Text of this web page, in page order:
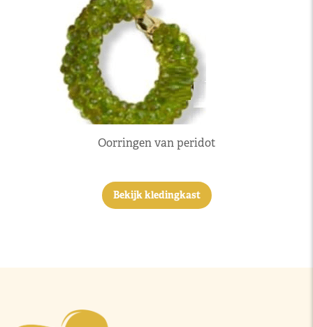
Oorringen van peridot
Bekijk kledingkast